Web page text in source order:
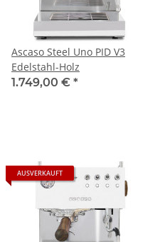
Ascaso Steel Uno PID V3
Edelstahl-Holz
1.749,00 € *
AUSVERKAUFT